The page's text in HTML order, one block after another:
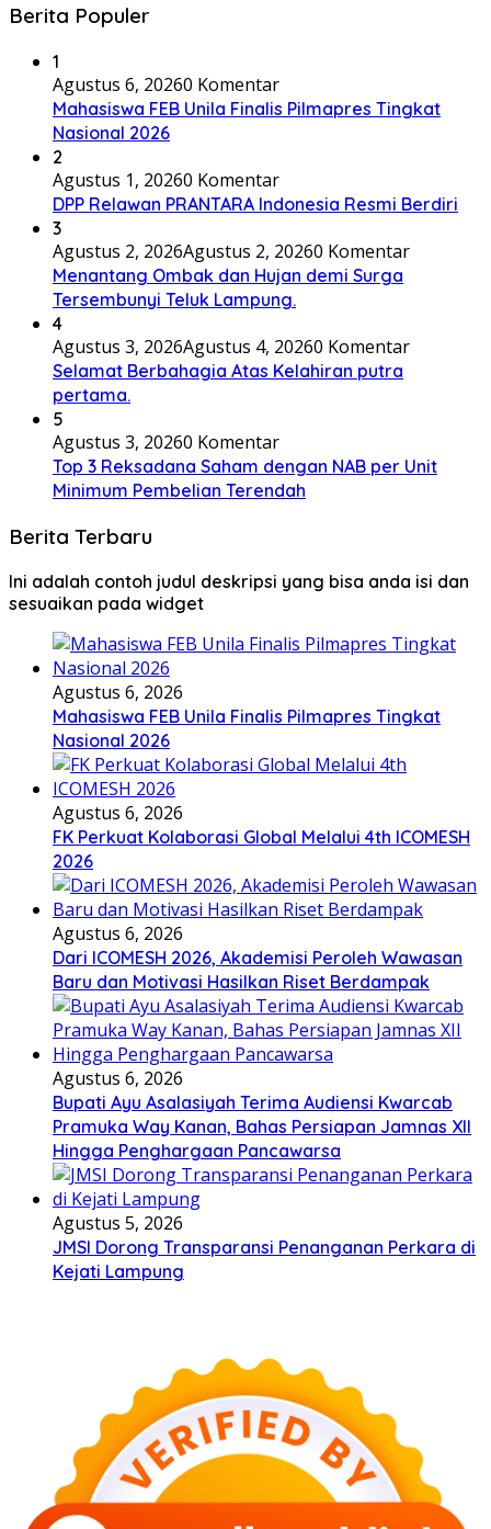
Berita Populer
1
Agustus 6, 20260 Komentar
Mahasiswa FEB Unila Finalis Pilmapres Tingkat
Nasional 2026
2
Agustus 1, 20260 Komentar
DPP Relawan PRANTARA Indonesia Resmi Berdiri
3
Agustus 2, 2026Agustus 2, 20260 Komentar
Menantang Ombak dan Hujan demi Surga
Tersembunyi Teluk Lampung.
4
Agustus 3, 2026Agustus 4, 20260 Komentar
Selamat Berbahagia Atas Kelahiran putra
pertama.
5
Agustus 3, 20260 Komentar
Top 3 Reksadana Saham dengan NAB per Unit
Minimum Pembelian Terendah
Berita Terbaru
Ini adalah contoh judul deskripsi yang bisa anda isi dan
sesuaikan pada widget
Agustus 6, 2026
Mahasiswa FEB Unila Finalis Pilmapres Tingkat
Nasional 2026
Agustus 6, 2026
FK Perkuat Kolaborasi Global Melalui 4th ICOMESH
2026
Agustus 6, 2026
Dari ICOMESH 2026, Akademisi Peroleh Wawasan
Baru dan Motivasi Hasilkan Riset Berdampak
Agustus 6, 2026
Bupati Ayu Asalasiyah Terima Audiensi Kwarcab
Pramuka Way Kanan, Bahas Persiapan Jamnas XII
Hingga Penghargaan Pancawarsa
Agustus 5, 2026
JMSI Dorong Transparansi Penanganan Perkara di
Kejati Lampung